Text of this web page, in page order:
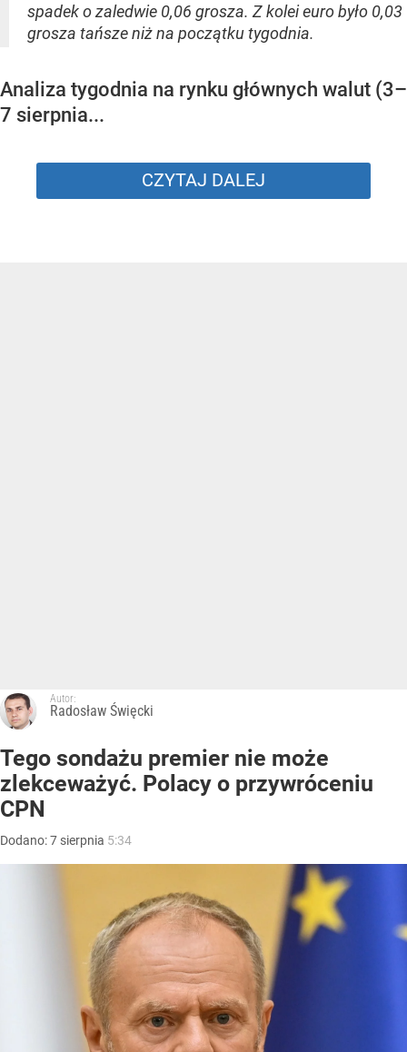
spadek o zaledwie 0,06 grosza. Z kolei euro było 0,03
grosza tańsze niż na początku tygodnia.
Analiza tygodnia na rynku głównych walut (3–
7 sierpnia...
CZYTAJ DALEJ
Autor:
Radosław Święcki
Tego sondażu premier nie może
zlekceważyć. Polacy o przywróceniu
CPN
Dodano:7 sierpnia 5:34